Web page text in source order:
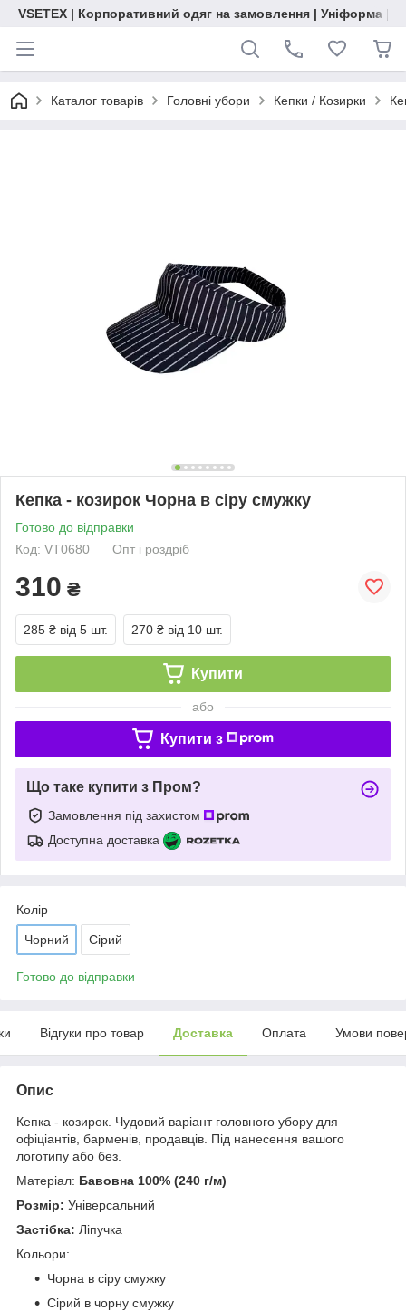
VSETEX | Корпоративний одяг на замовлення | Уніформа |
Каталог товарів Головні убори Кепки / Козирки
Кепка - козирок Чорна в сіру смужку
Готово до відправки
Код: VT0680
Опт і роздріб
310 ₴
285 ₴ від 5 шт. 270 ₴ від 10 шт.
Купити
або
Купити з
Що таке купити з Пром?
Замовлення під захистом
Доступна доставка
Колір
Чорний Сірий
Готово до відправки
Відгуки про товар Доставка Оплата Умови
Опис
Кепка - козирок. Чудовий варіант головного убору для
офіціантів, барменів, продавців. Під нанесення вашого
логотипу або без.
Матеріал: Бавовна 100% (240 г/м)
Розмір: Універсальний
Застібка: Ліпучка
Кольори:
Чорна в сіру смужку
Сірий в чорну смужку